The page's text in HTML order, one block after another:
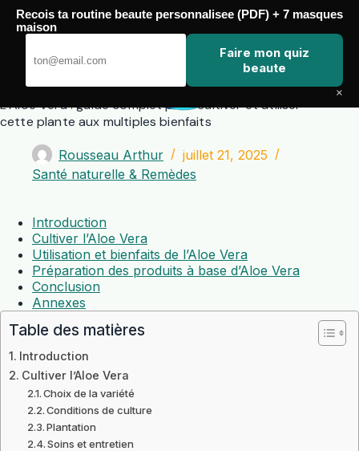
Passer
contenu
L’Aloe Vera : guide complet pour cultiver et utiliser
cette plante aux multiples bienfaits
Rousseau Arthur
juillet 21, 2025
Santé naturelle & Remèdes
Introduction
Cultiver l’Aloe Vera
Utilisation et bienfaits de l’Aloe Vera
Préparation des produits à base d’Aloe Vera
Conclusion
Annexes
Table des matières
Introduction
Cultiver l’Aloe Vera
Choix de la variété
Conditions de culture
Plantation
Soins et entretien
Recois ta routine beaute personnalisee (PDF) + 7 masques
maison
Faire mon quiz
beaute
×